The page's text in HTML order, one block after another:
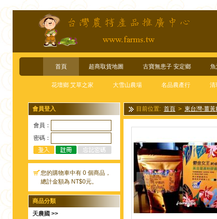
首頁 超商取貨地圖 古寶無患子 安定鄉
花壇鄉 艾草之家 大雪山農場 名品農產行 清
會員登入
會員：
密碼：
您的購物車中有 0 個商品，
總計金額為 NT$0元。
商品分類
天農國 >>
目前位置: 首頁 > 東台灣-薑黃